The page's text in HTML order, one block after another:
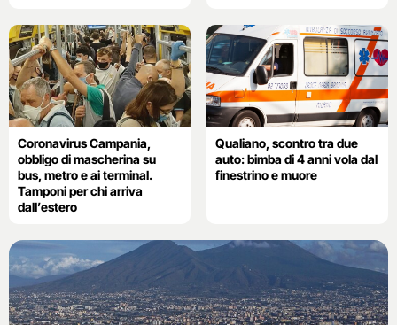
Coronavirus Campania,
obbligo di mascherina su
bus, metro e ai terminal.
Tamponi per chi arriva
dall’estero
Qualiano, scontro tra due
auto: bimba di 4 anni vola dal
finestrino e muore